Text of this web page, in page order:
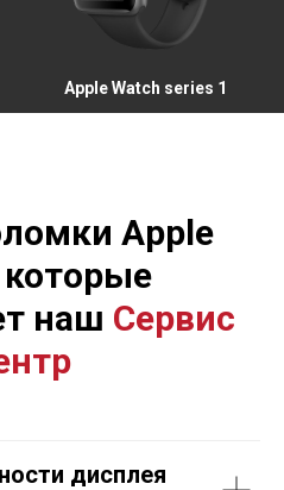
Apple Watch series 1
Apple
наш Сервис
дисплея